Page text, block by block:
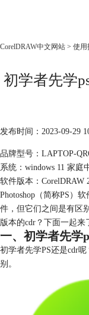
首页
产品
下载
购买
CorelDRAW中文网站 > 使用
初学者先学
发布时间：2023-09-29
品牌型号：LAPTOP-
系统：windows 11 家庭
软件版本：CorelDRAW
Photoshop（简称PS）软
件，但它们之间是有区
版本的cdr？下面一起来
一、初学者先学
初学者先学PS还是cdr
别。